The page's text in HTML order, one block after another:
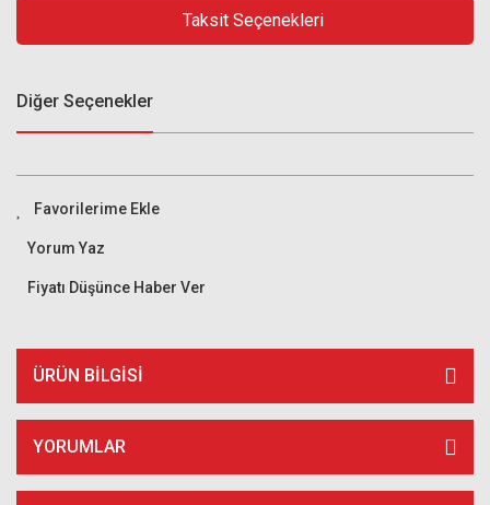
Taksit Seçenekleri
Diğer Seçenekler
Yorum Yaz
Fiyatı Düşünce Haber Ver
ÜRÜN BILGISI
YORUMLAR